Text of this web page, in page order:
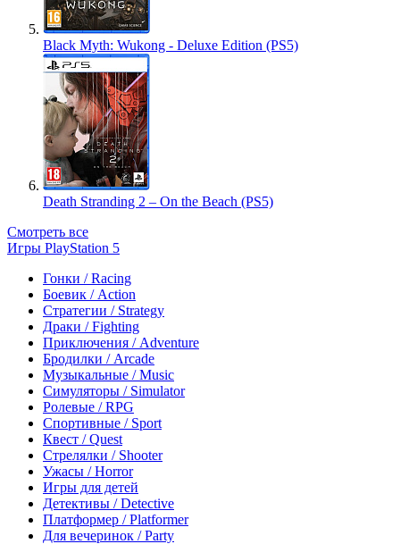
Black Myth: Wukong - Deluxe Edition (PS5)
Death Stranding 2 – On the Beach (PS5)
Смотреть все
Игры PlayStation 5
Гонки / Racing
Боевик / Action
Стратегии / Strategy
Драки / Fighting
Приключения / Adventure
Бродилки / Arcade
Музыкальные / Music
Симуляторы / Simulator
Ролевые / RPG
Спортивные / Sport
Квест / Quest
Стрелялки / Shooter
Ужасы / Horror
Игры для детей
Детективы / Detective
Платформер / Platformer
Для вечеринок / Party